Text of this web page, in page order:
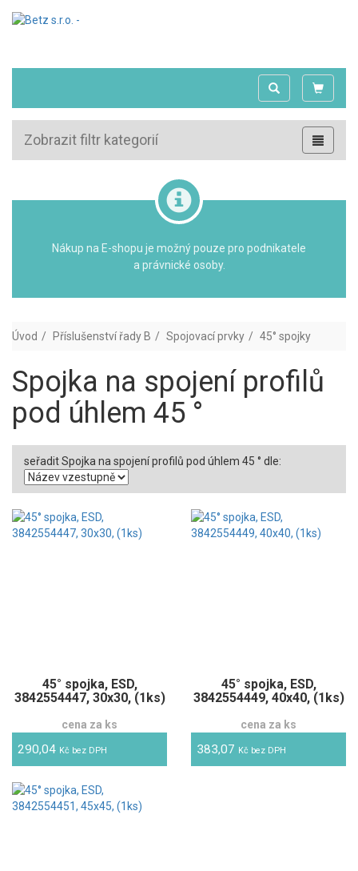
Zobrazit filtr kategorií
Nákup na E-shopu je možný pouze pro podnikatele
a právnické osoby.
Úvod Příslušenství řady B Spojovací prvky 45° spojky
Spojka na spojení profilů
pod úhlem 45 °
seřadit Spojka na spojení profilů pod úhlem 45 ° dle:
45° spojka, ESD,
3842554447, 30x30, (1ks)
cena za ks
290,04 Kč bez DPH
45° spojka, ESD,
3842554449, 40x40, (1ks)
cena za ks
383,07 Kč bez DPH